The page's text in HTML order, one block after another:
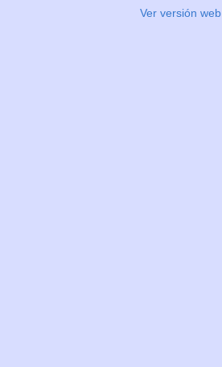
Ver versión web